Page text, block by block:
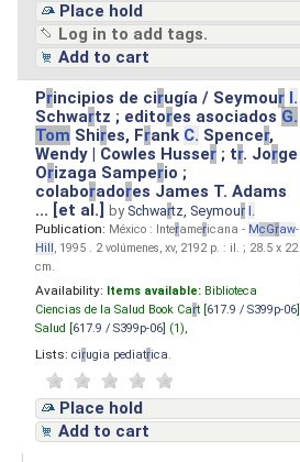
Place hold
Log in to add tags.
Add to cart
Principios de cirugía / Seymour I.
Schwartz ; editores asociados G.
Tom Shires, Frank C. Spencer,
Wendy | Cowles Husser ; tr. Jorge
Orizaga Samperio ;
colaboradores James T. Adams
... [et al.]by Schwartz, Seymour I.
Publication: México : Interamericana - McGraw-
Hill, 1995 . 2 volúmenes, xv, 2192 p. : il. ; 28.5 x 22
cm.
Availability: Items available: Biblioteca
Ciencias de la Salud Book Cart [ 617.9 / S399p-06
Salud [ 617.9 / S399p-06 ] (1),
Lists: cirugia pediatrica
Place hold
Add to cart